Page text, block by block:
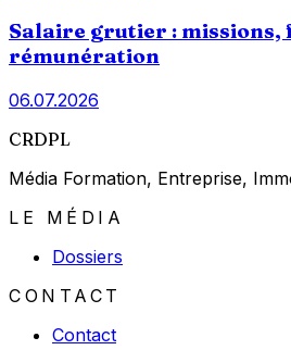
Salaire grutier :
rémunération
06.07.2026
CRDPL
Média Formation, Entreprise,
LE MÉDIA
Dossiers
CONTACT
Contact